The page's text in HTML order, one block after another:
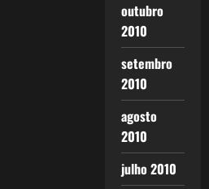
outubro
2010
setembro
2010
agosto
2010
julho 2010